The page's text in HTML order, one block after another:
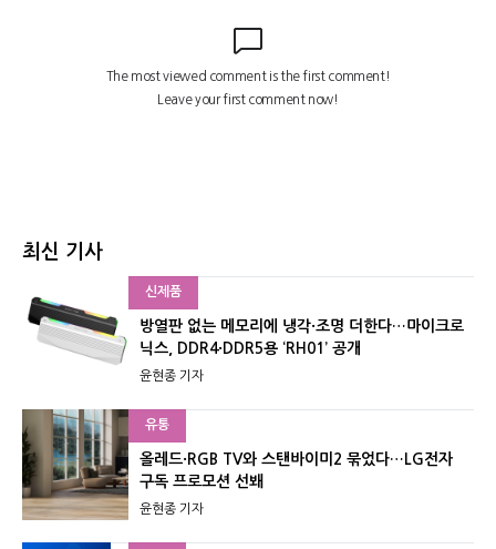
최신 기사
신제품
방열판 없는 메모리에 냉각·조명 더한다…마이크로
닉스, DDR4·DDR5용 ‘RH01’ 공개
윤현종 기자
유통
올레드·RGB TV와 스탠바이미2 묶었다…LG전자
구독 프로모션 선봬
윤현종 기자